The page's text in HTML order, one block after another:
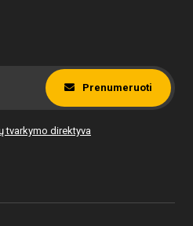
tvarkymo direktyva
Prenumeruoti